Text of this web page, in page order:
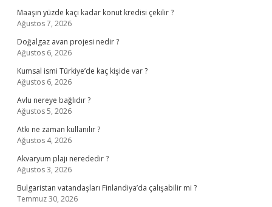
Maaşın yüzde kaçı kadar konut kredisi çekilir ?
Ağustos 7, 2026
Doğalgaz avan projesi nedir ?
Ağustos 6, 2026
Kumsal ismi Türkiye’de kaç kişide var ?
Ağustos 6, 2026
Avlu nereye bağlıdır ?
Ağustos 5, 2026
Atkı ne zaman kullanılır ?
Ağustos 4, 2026
Akvaryum plajı nerededir ?
Ağustos 3, 2026
Bulgaristan vatandaşları Finlandiya’da çalışabilir mi ?
Temmuz 30, 2026